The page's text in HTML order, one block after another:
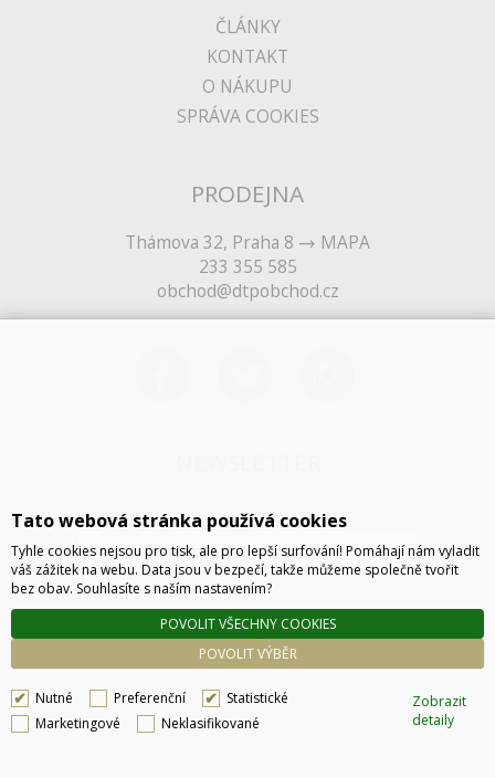
ČLÁNKY
KONTAKT
O NÁKUPU
SPRÁVA COOKIES
PRODEJNA
Thámova 32, Praha 8
MAPA
233 355 585
obchod@dtpobchod.cz
ODESLAT
Tato webová stránka používá cookies
Tyhle cookies nejsou pro tisk, ale pro lepší surfování! Pomáhají nám vyladit
váš zážitek na webu. Data jsou v bezpečí, takže můžeme společně tvořit
bez obav. Souhlasíte s naším nastavením?
POVOLIT VÝBĚR
POVOLIT VŠECHNY COOKIES
Nutné Preferenční
Statistické
Marketingové
Neklasifikované
Zobrazit
detaily